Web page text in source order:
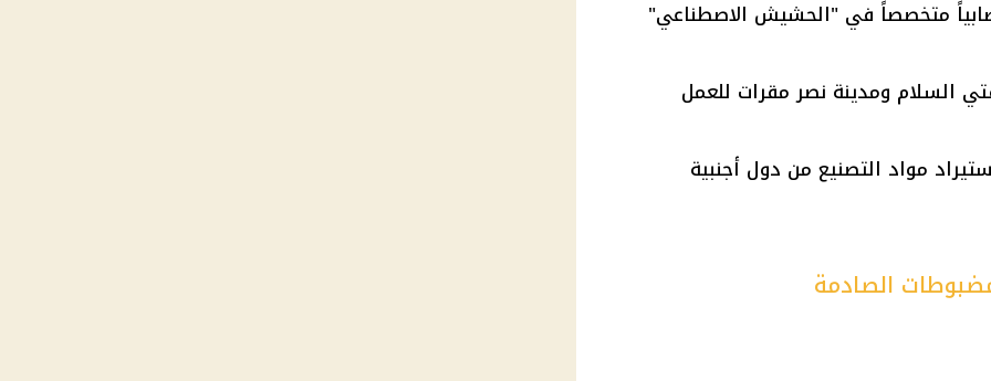
متخصصاً في "الحشيش الاصطناعي"
السلام ومدينة نصر مقرات للعمل
مواد التصنيع من دول أجنبية
الصادمة